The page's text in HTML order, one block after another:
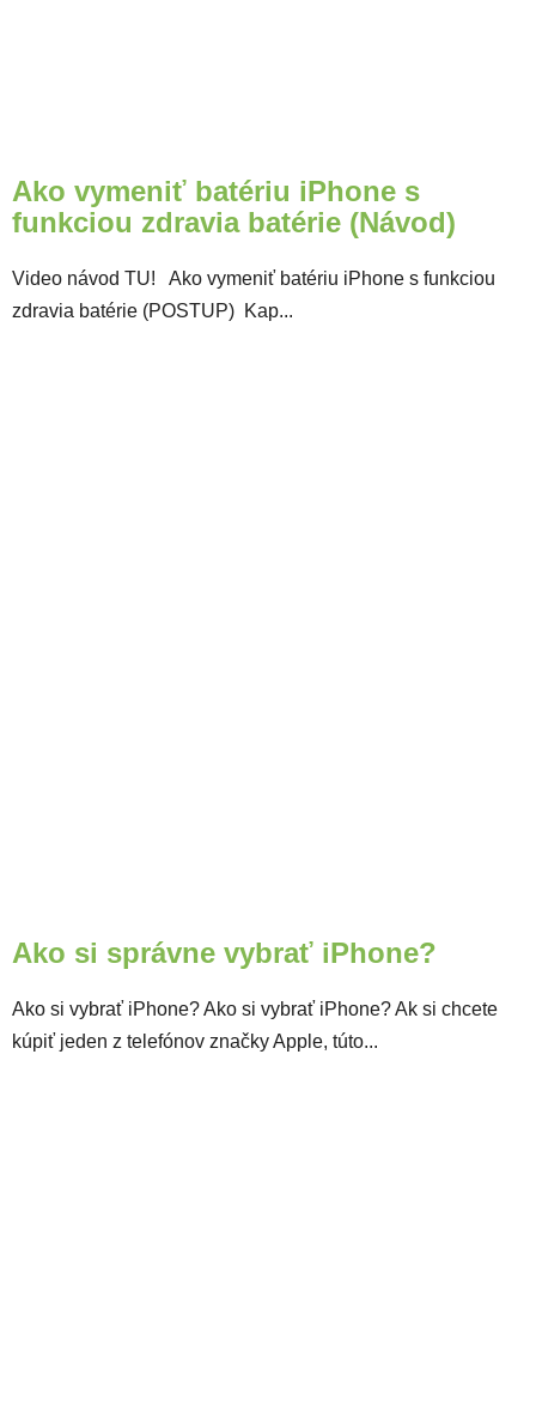
Ako vymeniť batériu iPhone s
funkciou zdravia batérie (Návod)
Video návod TU! Ako vymeniť batériu iPhone s funkciou
zdravia batérie (POSTUP) Kap...
Ako si správne vybrať iPhone?
Ako si vybrať iPhone? Ako si vybrať iPhone? Ak si chcete
kúpiť jeden z telefónov značky Apple, túto...